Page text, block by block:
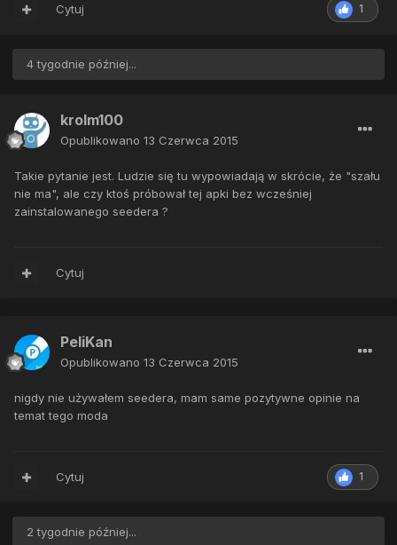
1
Cytuj
4 tygodnie później...
krolm100
Opublikowano 13 Czerwca 2015
Takie pytanie jest. Ludzie się tu wypowiadają w skrócie, że "szału
nie ma", ale czy ktoś próbował tej apki bez wcześniej
zainstalowanego seedera ?
Cytuj
PeliKan
Opublikowano 13 Czerwca 2015
nigdy nie używałem seedera, mam same pozytywne opinie na
temat tego moda
1
Cytuj
2 tygodnie później...